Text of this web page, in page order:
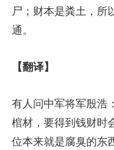
尸；财本是粪土，所
通。
【翻译】
有人问中军将军殷浩
棺材，要得到钱财时
位本来就是腐臭的东